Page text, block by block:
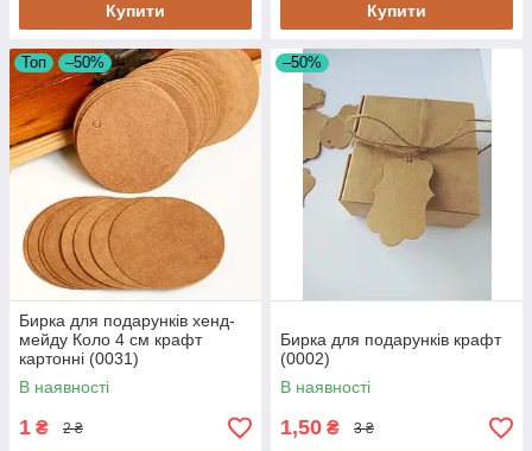
Купити Купити
Топ –50%
Бирка для подарунків хенд-
мейду Коло 4 см крафт
картонні (0031)
В наявності
1 ₴ 2 ₴
–50%
Бирка для подарунків крафт
(0002)
В наявності
1,50 ₴ 3 ₴